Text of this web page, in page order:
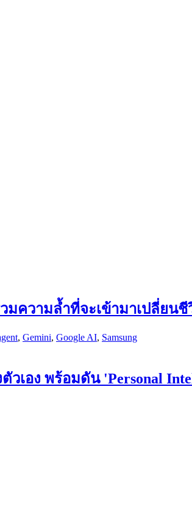
มความล้ำที่จะเข้ามาเปลี่ยน
, Gemini, Google AI, Samsung
ตัวเอง พร้อมดัน 'Personal